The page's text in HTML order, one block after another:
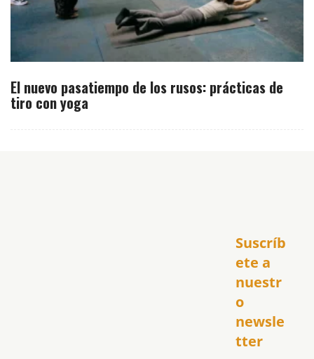
El nuevo pasatiempo de los rusos: prácticas de
tiro con yoga
Suscríb
ete a
nuestr
o
newsle
tter